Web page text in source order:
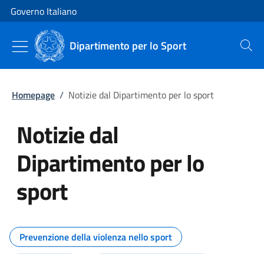
Vai al contenuto
Vai alla navigazione del sito
Governo Italiano
Dipartimento per lo Sport Cerca
Homepage / Notizie dal Dipartimento per lo sport
Notizie dal
Dipartimento per lo
sport
Tutti i contenuti della pagina
Prevenzione della violenza nello sport